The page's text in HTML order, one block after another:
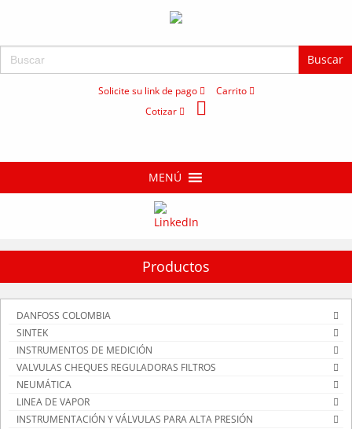
Buscar:
Solicite su link de pago
Carrito
Cotizar
MENÚ
Productos
DANFOSS COLOMBIA
SINTEK
INSTRUMENTOS DE MEDICIÓN
VALVULAS CHEQUES REGULADORAS FILTROS
NEUMÁTICA
LINEA DE VAPOR
INSTRUMENTACIÓN Y VÁLVULAS PARA ALTA PRESIÓN